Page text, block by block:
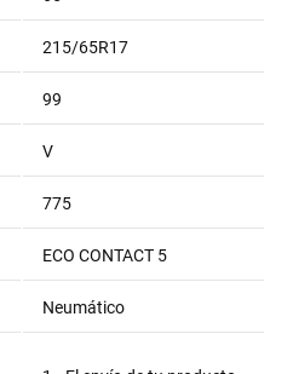
215/65R17
99
V
775
ECO CONTACT 5
Neumático